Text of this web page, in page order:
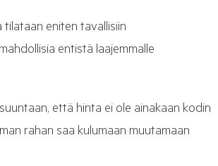
eniten tavallisiin
entistä laajemmalle
että hinta ei ole ainakaan kodin
rahan saa kulumaan muutamaan